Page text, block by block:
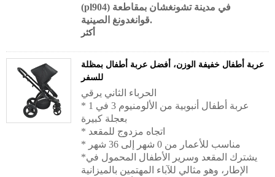
(pl904) في مدينة تشونغشان بمقاطعة
قوانغدونغ الصينية.
أكثر
عربة أطفال خفيفة الوزن، أفضل عربة أطفال بمظلة
للسفر
الحرباء الثاني يرقي
* عربة أطفال أنبوبية من الألومنيوم 3 في 1
بعجلة كبيرة
* اتجاه مزدوج للمقعد
* مناسب للأعمار من 0 شهر إلى 36 شهر
*يشترك المقعد وسرير الأطفال المحمول في
الإطار، وهو مثالي للآباء المهتمين بالميزانية